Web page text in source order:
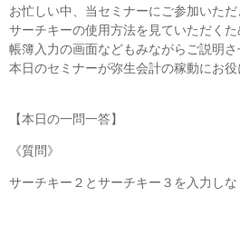
お忙しい中、当セミナーにご参加いただ
サーチキーの使用方法を見ていただくた
帳簿入力の画面などもみながらご説明さ
本日のセミナーが弥生会計の稼動にお役
【本日の一問一答】
《質問》
サーチキー２とサーチキー３を入力し